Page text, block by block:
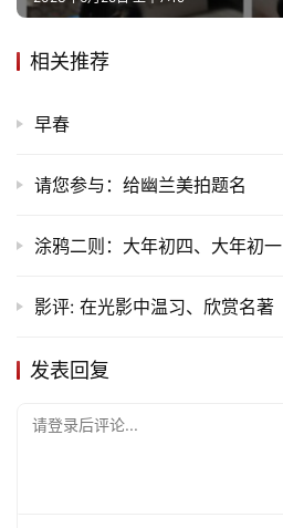
活
情
游
育
乐
专
相关推荐
早春
请您参与：给幽兰美拍题名
涂鸦二则：大年初四、大年初一
影评: 在光影中温习、欣赏名著
发表回复
请登录后评论...